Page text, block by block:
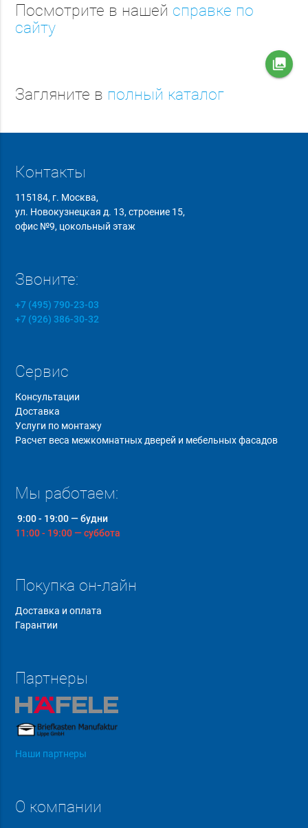
Посмотрите в нашей справке по
сайту
collections
Загляните в полный каталог
Контакты
115184, г. Москва,
ул. Новокузнецкая д. 13, строение 15,
офис №9, цокольный этаж
Звоните:
+7 (495) 790-23-03
+7 (926) 386-30-32
Сервис
Консультации
Доставка
Услуги по монтажу
Расчет веса межкомнатных дверей и мебельных фасадов
Мы работаем:
9:00 - 19:00 — будни
11:00 - 19:00 — суббота
Покупка он-лайн
Доставка и оплата
Гарантии
Партнеры
Наши партнеры
О компании